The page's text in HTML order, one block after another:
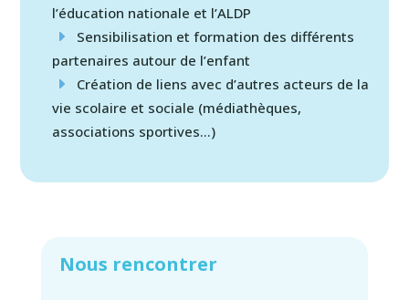
l’éducation nationale et l’ALDP
Sensibilisation et formation des différents
partenaires autour de l’enfant
Création de liens avec d’autres acteurs de la
vie scolaire et sociale (médiathèques,
associations sportives…)
Nous rencontrer